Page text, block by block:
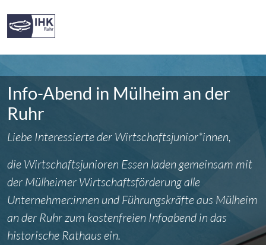
Info-Abend in Mülheim an der
Ruhr
Liebe Interessierte der Wirtschaftsjunior*innen,
die Wirtschaftsjunioren Essen laden gemeinsam mit
der Mülheimer Wirtschaftsförderung alle
Unternehmer:innen und Führungskräfte aus Mülheim
an der Ruhr zum kostenfreien Infoabend in das
historische Rathaus ein.